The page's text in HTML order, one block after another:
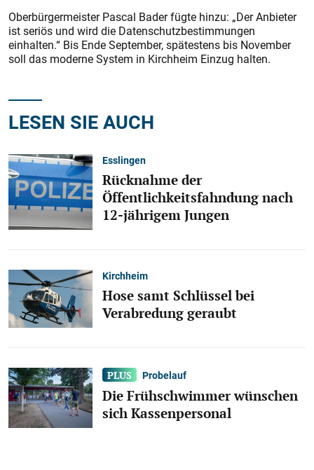
Oberbürgermeister Pascal Bader fügte hinzu: „Der Anbieter
ist seriös und wird die Datenschutzbestimmungen
einhalten.“ Bis Ende September, spätestens bis November
soll das moderne System in Kirchheim Einzug halten.
LESEN SIE AUCH
Esslingen
Rücknahme der
Öffentlichkeitsfahndung nach
12-jährigem Jungen
Kirchheim
Hose samt Schlüssel bei
Verabredung geraubt
Probelauf
Die Frühschwimmer wünschen
sich Kassenpersonal